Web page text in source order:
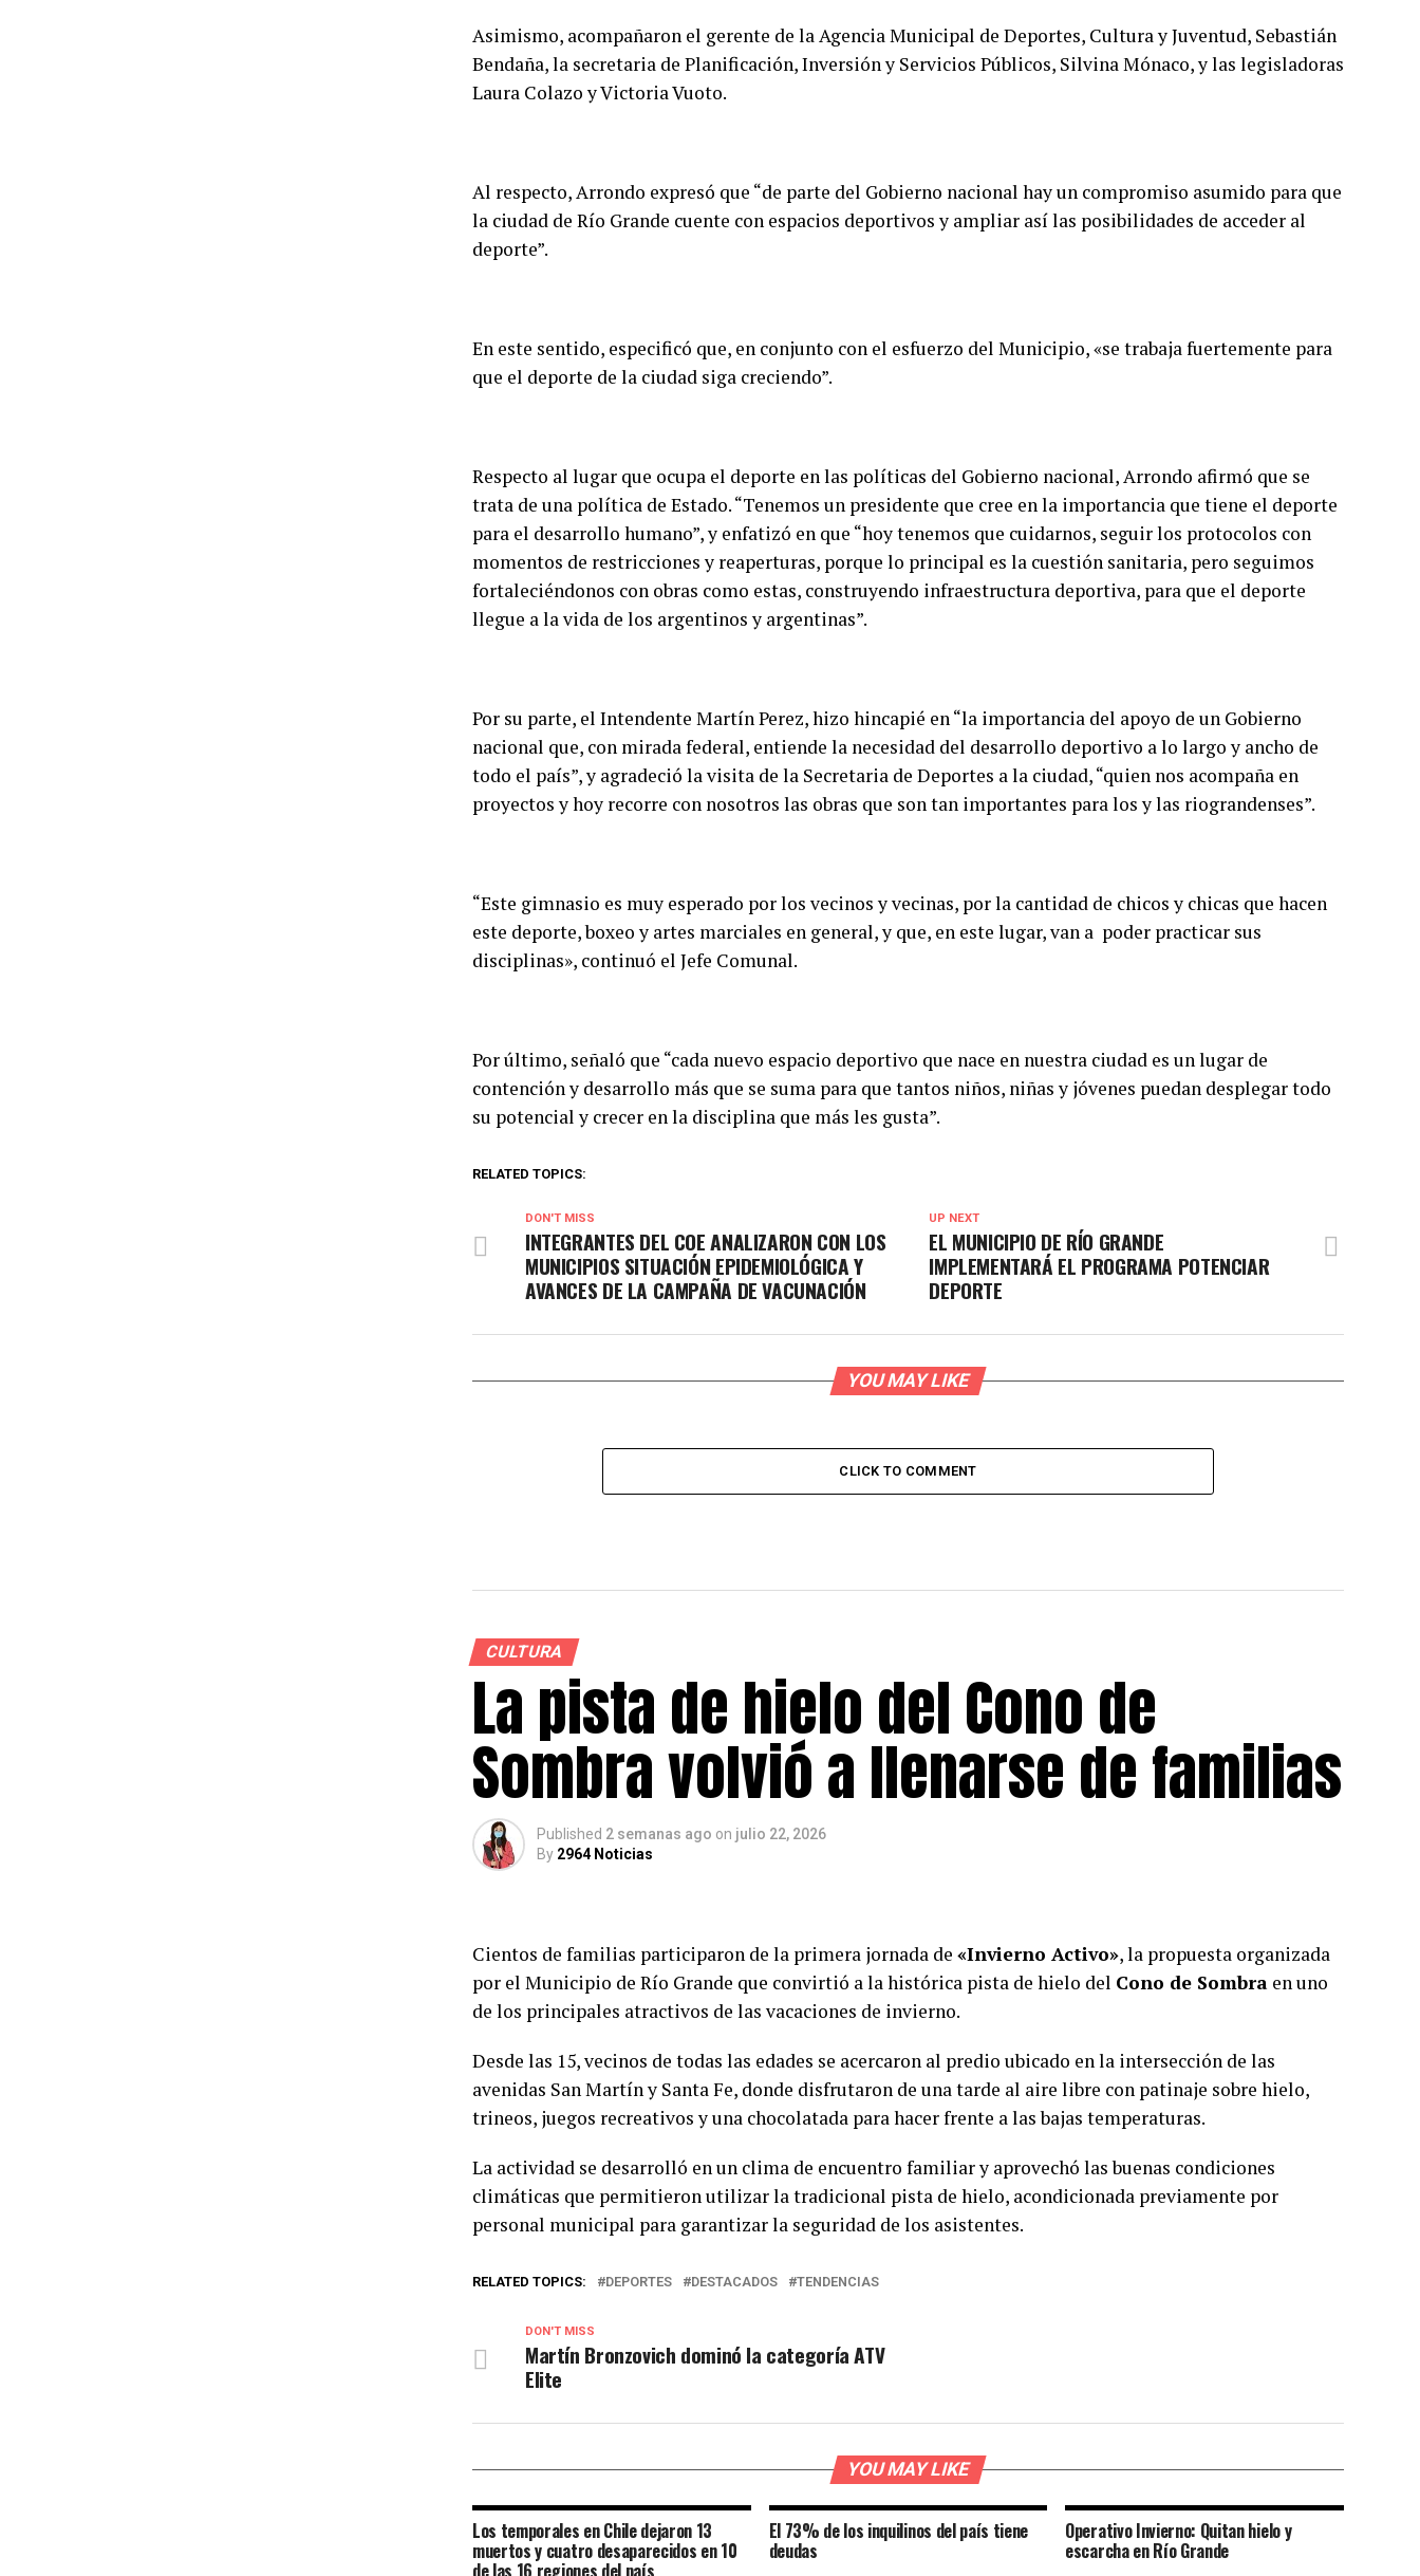
Asimismo, acompañaron el gerente de la Agencia Municipal de Deportes, Cultura y Juventud, Sebastián
Bendaña, la secretaria de Planificación, Inversión y Servicios Públicos, Silvina Mónaco, y las legisladoras
Laura Colazo y Victoria Vuoto.
Al respecto, Arrondo expresó que “de parte del Gobierno nacional hay un compromiso asumido para que
la ciudad de Río Grande cuente con espacios deportivos y ampliar así las posibilidades de acceder al
deporte”.
En este sentido, especificó que, en conjunto con el esfuerzo del Municipio, «se trabaja fuertemente para
que el deporte de la ciudad siga creciendo”.
Respecto al lugar que ocupa el deporte en las políticas del Gobierno nacional, Arrondo afirmó que se
trata de una política de Estado. “Tenemos un presidente que cree en la importancia que tiene el deporte
para el desarrollo humano”, y enfatizó en que “hoy tenemos que cuidarnos, seguir los protocolos con
momentos de restricciones y reaperturas, porque lo principal es la cuestión sanitaria, pero seguimos
fortaleciéndonos con obras como estas, construyendo infraestructura deportiva, para que el deporte
llegue a la vida de los argentinos y argentinas”.
Por su parte, el Intendente Martín Perez, hizo hincapié en “la importancia del apoyo de un Gobierno
nacional que, con mirada federal, entiende la necesidad del desarrollo deportivo a lo largo y ancho de
todo el país”, y agradeció la visita de la Secretaria de Deportes a la ciudad, “quien nos acompaña en
proyectos y hoy recorre con nosotros las obras que son tan importantes para los y las riograndenses”.
“Este gimnasio es muy esperado por los vecinos y vecinas, por la cantidad de chicos y chicas que hacen
este deporte, boxeo y artes marciales en general, y que, en este lugar, van a poder practicar sus
disciplinas», continuó el Jefe Comunal.
Por último, señaló que “cada nuevo espacio deportivo que nace en nuestra ciudad es un lugar de
contención y desarrollo más que se suma para que tantos niños, niñas y jóvenes puedan desplegar todo
su potencial y crecer en la disciplina que más les gusta”.
RELATED TOPICS:
UP NEXT
EL MUNICIPIO DE RÍO GRANDE
IMPLEMENTARÁ EL PROGRAMA POTENCIAR
DEPORTE
DON'T MISS
INTEGRANTES DEL COE ANALIZARON CON LOS
MUNICIPIOS SITUACIÓN EPIDEMIOLÓGICA Y
AVANCES DE LA CAMPAÑA DE VACUNACIÓN
YOU MAY LIKE
CLICK TO COMMENT
CULTURA
La pista de hielo del Cono de
Sombra volvió a llenarse de familias
Published 2 semanas ago on julio 22, 2026
By 2964 Noticias
Cientos de familias participaron de la primera jornada de «Invierno Activo», la propuesta organizada
por el Municipio de Río Grande que convirtió a la histórica pista de hielo del Cono de Sombra en uno
de los principales atractivos de las vacaciones de invierno.
Desde las 15, vecinos de todas las edades se acercaron al predio ubicado en la intersección de las
avenidas San Martín y Santa Fe, donde disfrutaron de una tarde al aire libre con patinaje sobre hielo,
trineos, juegos recreativos y una chocolatada para hacer frente a las bajas temperaturas.
La actividad se desarrolló en un clima de encuentro familiar y aprovechó las buenas condiciones
climáticas que permitieron utilizar la tradicional pista de hielo, acondicionada previamente por
personal municipal para garantizar la seguridad de los asistentes.
RELATED TOPICS: DEPORTES DESTACADOS TENDENCIAS
DON'T MISS
Martín Bronzovich dominó la categoría ATV
Elite
YOU MAY LIKE
Los temporales en Chile dejaron 13
muertos y cuatro desaparecidos en 10
de las 16 regiones del país
El 73% de los inquilinos del país tiene
deudas
Operativo Invierno: Quitan hielo y
escarcha en Río Grande